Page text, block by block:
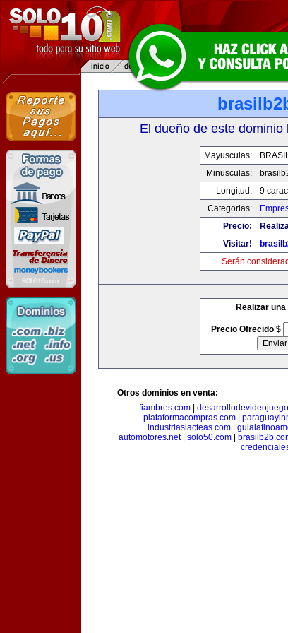
El dueño de este
Mayusculas:
Minusculas:
Longitud:
9
Categorias:
Precio:
Visitar!
Serán
Realizar
Precio Ofrecido $
Otros dominios en venta:
fiambres.com|
plataformacompras.com
industriaslacteas.com
automotores.net| solo50.com